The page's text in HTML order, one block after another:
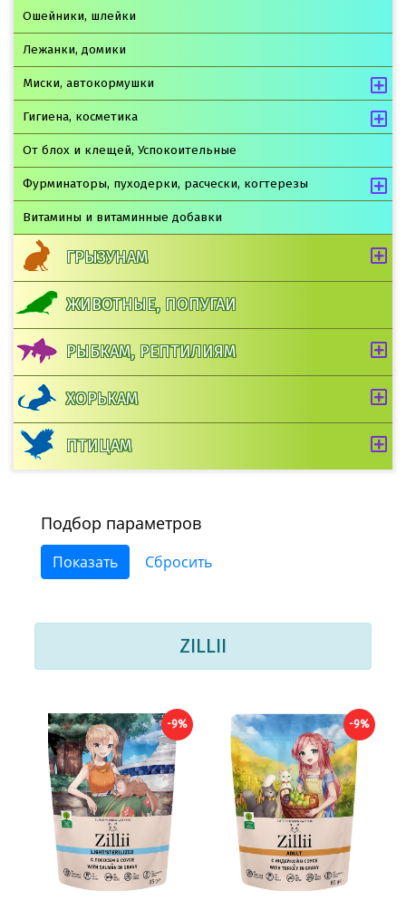
Ошейники, шлейки
Лежанки, домики
Миски, автокормушки
Гигиена, косметика
От блох и клещей, Успокоительные
Фурминаторы, пуходерки, расчески, когтерезы
Витамины и витаминные добавки
ГРЫЗУНАМ
ЖИВОТНЫЕ, ПОПУГАИ
РЫБКАМ, РЕПТИЛИЯМ
ХОРЬКАМ
ПТИЦАМ
Подбор параметров
ZILLII
-9% -9%